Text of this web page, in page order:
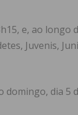
e, ao longo
Juvenis,
domingo, dia 5